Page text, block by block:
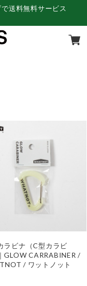
送料無料サービス
ラビナ（C型カラビ
GLOW CARRABINER /
/ ワットノット